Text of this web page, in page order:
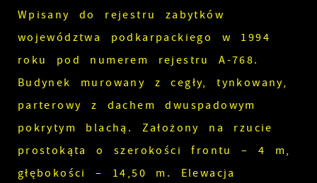
Wpisany do rejestru zabytków
województwa podkarpackiego w 1994
roku pod numerem rejestru A-768.
Budynek murowany z cegły, tynkowany,
parterowy z dachem dwuspadowym
pokrytym blachą. Założony na rzucie
prostokąta o szerokości frontu – 4 m,
głębokości – 14,50 m. Elewacja